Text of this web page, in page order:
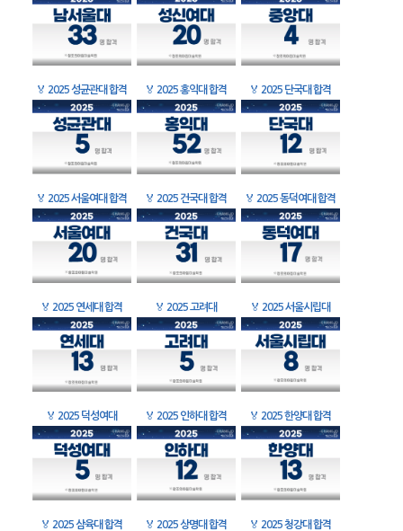
🏅 2025 성균관대 합격 🏅 2025 홍익대 합격 🏅 2025 단국대 합격
🏅 2025 서울여대 합격 🏅 2025 건국대 합격 🏅 2025 동덕여대 합격
🏅 2025 연세대 합격 🏅 2025 고려대 🏅 2025 서울시립대
🏅 2025 덕성여대 🏅 2025 인하대 합격 🏅 2025 한양대 합격
🏅 2025 삼육대 합격 🏅 2025 상명대 합격 🏅 2025 청강대 합격